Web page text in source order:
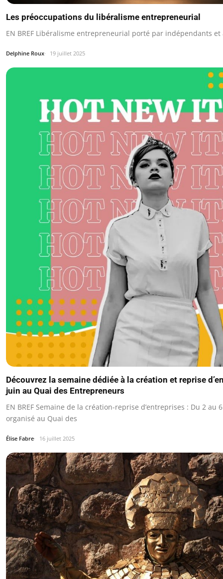
Les préoccupations du libéralisme entrepreneurial
EN BREF Libéralisme entrepreneurial porté par indépendants
Delphine Roux 19 juillet 2025
Découvrez la semaine dédiée à la création et reprise
juin au Quai des Entrepreneurs
EN BREF Semaine de la création-reprise d’entreprises : Du 2 au
organisé au Quai des
Élise Fabre 16 juillet 2025